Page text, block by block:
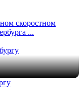
скоростном
...